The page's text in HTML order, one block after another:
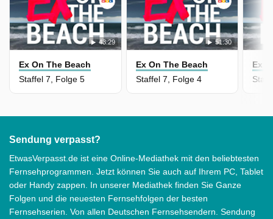
43:29
Ex On The Beach
Staffel 7, Folge 5
51:30
Ex On The Beach
Staffel 7, Folge 4
Ex
Sendung verpasst?
EtwasVerpasst.de ist eine Online-Mediathek mit den beliebtesten
Fernsehprogrammen. Jetzt können Sie auch auf Ihrem PC, Tablet
oder Handy zappen. In unserer Mediathek finden Sie Ganze
Folgen und die neuesten Fernsehfolgen der besten
Fernsehserien. Von allen Deutschen Fernsehsendern. Sendung